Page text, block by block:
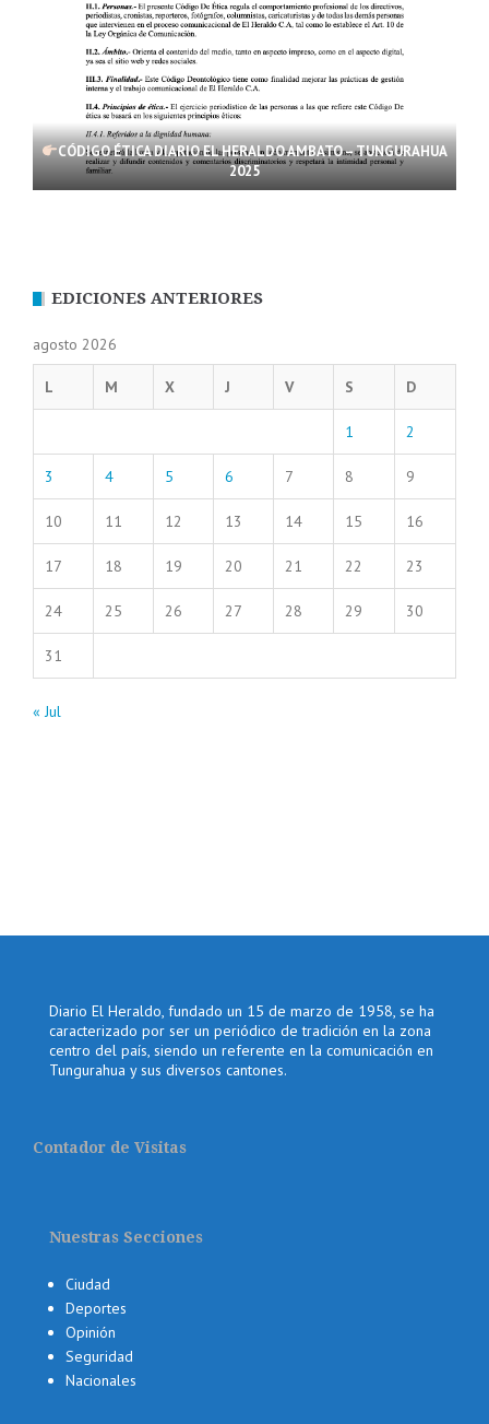
CÓDIGO ÉTICA DIARIO EL HERALDO AMBATO – TUNGURAHUA
2025
EDICIONES ANTERIORES
agosto 2026
L M X J V S D
1 2
3 4 5 6 7 8 9
10 11 12 13 14 15 16
17 18 19 20 21 22 23
24 25 26 27 28 29 30
31
« Jul
Diario El Heraldo, fundado un 15 de marzo de 1958, se ha
caracterizado por ser un periódico de tradición en la zona
centro del país, siendo un referente en la comunicación en
Tungurahua y sus diversos cantones.
Contador de Visitas
Nuestras Secciones
Ciudad
Deportes
Opinión
Seguridad
Nacionales